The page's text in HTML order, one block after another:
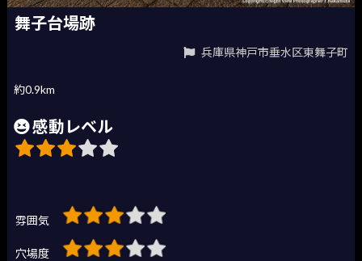
舞子台場跡
兵庫県神戸市垂水区東舞子町
約0.9km
感動レベル
雰囲気
穴場度